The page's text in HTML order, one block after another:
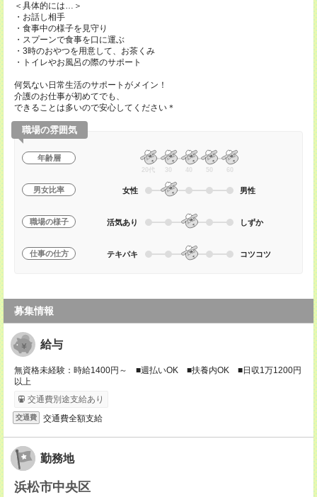
＜具体的には…＞
・お話し相手
・食事中の様子を見守り
・スプーンで食事を口に運ぶ
・3時のおやつを用意して、お茶くみ
・トイレやお風呂の際のサポート
何気ない日常生活のサポートがメイン！
介護のお仕事が初めてでも、
できることは多いので安心してください＊
職場の雰囲気
年齢層
20代 30 40 50 60
男女比率 女性 男性
職場の様子 活気あり しずか
仕事の仕方 テキパキ コツコツ
募集情報
給与
無資格未経験：時給1400円～ ■週払いOK ■扶養内OK ■日収1万1200円
以上
交通費別途支給あり
交通費 交通費全額支給
勤務地
浜松市中央区